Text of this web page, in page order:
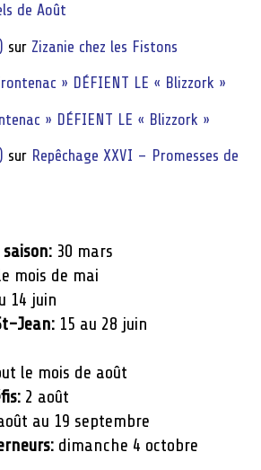
de Août
sur Zizanie chez les Fistons
» DÉFIENT LE « Blizzork »
» DÉFIENT LE « Blizzork »
sur Repêchage XXVI – Promesses de
saison: 30 mars
mois de mai
14 juin
Jean: 15 au 28 juin
le mois de août
2 août
au 19 septembre
dimanche 4 octobre